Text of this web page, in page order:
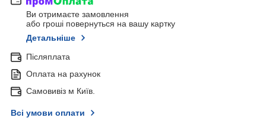
Ви отримаєте замовлення
або гроші повернуться на вашу картку
Детальніше
Післяплата
Оплата на рахунок
Самовивіз м Київ.
Всі умови оплати